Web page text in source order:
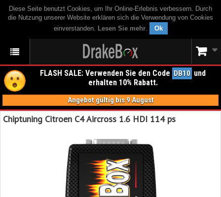
Diese Seite benutzt Cookies, um Ihr Online-Erlebnis verbessern. Durch
die Nutzung unserer Website erklären sich die Verwendung von Cookies
einverstanden. Lesen Sie mehr. Ok
FLASH SALE: Verwenden Sie den Code DB10 und
erhalten 10% Rabatt.
Angebot gültig bis 9 August
Chiptuning Citroen C4 Aircross 1.6 HDI 114 ps